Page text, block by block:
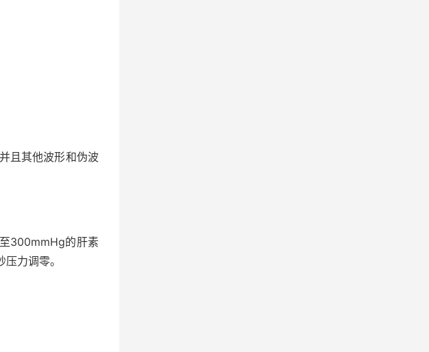
且其他波形和伪波
300mmHg的肝素
压力调零。